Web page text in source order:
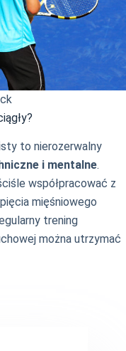
to nierozerwalny
i mentalne.
współpracować z
mięśniowego
trening
można utrzymać